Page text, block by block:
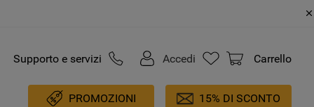
Supporto e servizi Accedi Carrello
PROMOZIONI 15% DI SCONTO